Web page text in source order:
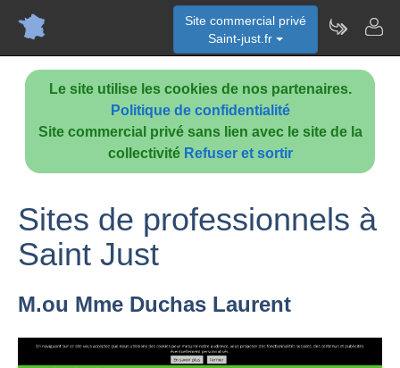
Le site utilise les cookies de nos partenaires.
Politique de confidentialité
Site commercial privé sans lien avec le site de la
collectivité Refuser et sortir
Site commercial privé
Saint-just.fr
Sites de professionnels à
Saint Just
M.ou Mme Duchas Laurent